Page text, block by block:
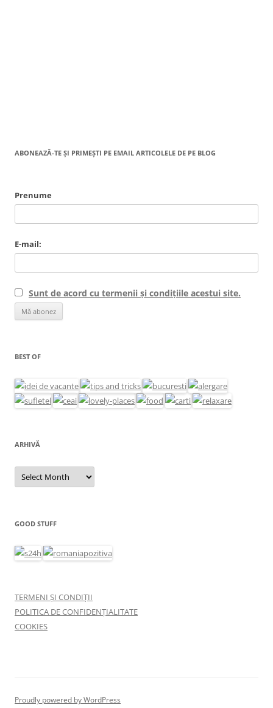
ABONEAZĂ-TE ȘI PRIMEȘTI PE EMAIL ARTICOLELE DE PE BLOG
Prenume
E-mail:
Sunt de acord cu termenii și condițiile acestui site.
BEST OF
ARHIVĂ
Arhivă
GOOD STUFF
TERMENI ȘI CONDIȚII
POLITICA DE CONFIDENȚIALITATE
COOKIES
Proudly powered by WordPress